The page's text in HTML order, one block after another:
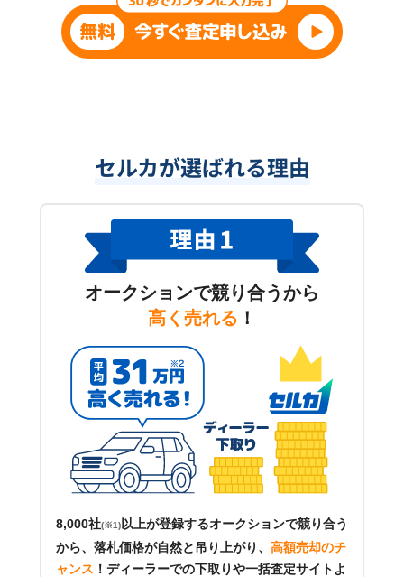
セルカが選ばれる理由
オークションで競り合うから
高く売れる ！
8,000社(※1) 以上が登録するオークションで競り合う
から、落札価格が自然と吊り上がり、 高額売却のチ
ャンス ！ ディーラーでの下取りや一括査定サイトよ